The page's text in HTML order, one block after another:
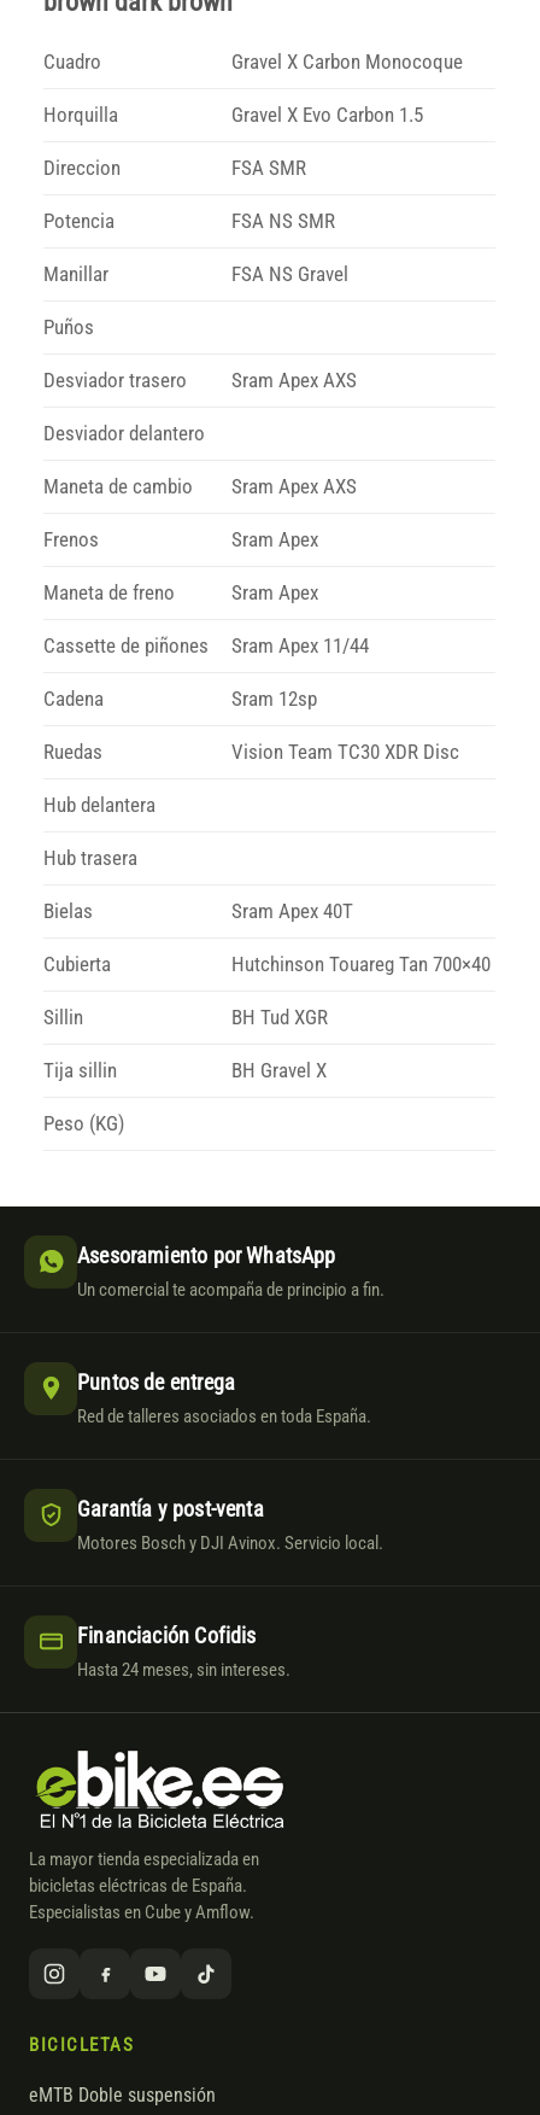
Cuadro Gravel X Carbon Monocoque
Horquilla Gravel X Evo Carbon 1.5
Direccion FSA SMR
Potencia FSA NS SMR
Manillar FSA NS Gravel
Puños
Desviador trasero Sram Apex AXS
Desviador delantero
Maneta de cambio Sram Apex AXS
Frenos Sram Apex
Maneta de freno Sram Apex
Cassette de piñones Sram Apex 11/44
Cadena Sram 12sp
Ruedas Vision Team TC30 XDR Disc
Hub delantera
Hub trasera
Bielas Sram Apex 40T
Cubierta Hutchinson Touareg Tan 700×40
Sillin BH Tud XGR
Tija sillin BH Gravel X
Peso (KG)
Asesoramiento por WhatsApp
Un comercial te acompaña de principio a fin.
Puntos de entrega
Red de talleres asociados en toda España.
Garantía y post-venta
Motores Bosch y DJI Avinox. Servicio local.
Financiación Cofidis
Hasta 24 meses, sin intereses.
La mayor tienda especializada en
bicicletas eléctricas de España.
Especialistas en Cube y Amflow.
BICICLETAS
eMTB Doble suspensión